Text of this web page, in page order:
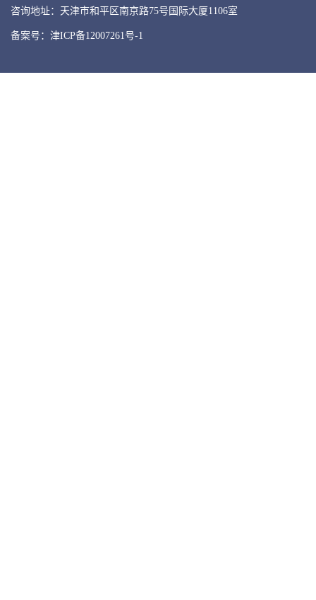
咨询地址：天津市和平区南京路75号国际大厦1106室
备案号：津ICP备12007261号-1